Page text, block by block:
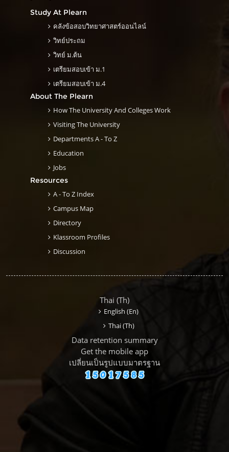
Study At Plearn
คลังข้อสอบวิทยาศาสตร์ออนไลน์
วิทย์ประถม
วิทย์ ม.ต้น
เตรียมสอบเข้า ม.1
เตรียมสอบเข้า ม.4
About The Plearn
How The University And Colleges Work
Visiting The University
Departments A - To Z
Education
Jobs
Resources
A - To Z Index
Campus Map
Directory
Klassroom Profiles
Discussion
Thai ‎(th)‎
English ‎(en)‎
Thai ‎(th)‎
Data retention summary
Get the mobile app
เปลี่ยนเป็นรูปแบบมาตรฐาน